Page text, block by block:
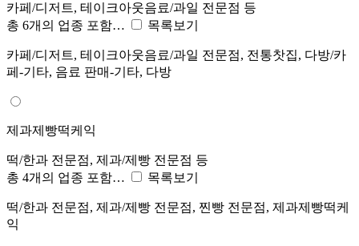
카페/디저트, 테이크아웃음료/과일 전문점 등
총 6개의 업종 포함…
목록보기
카페/디저트, 테이크아웃음료/과일 전문점, 전통찻집, 다방/카
페-기타, 음료 판매-기타, 다방
제과제빵떡케익
떡/한과 전문점, 제과/제빵 전문점 등
총 4개의 업종 포함…
목록보기
떡/한과 전문점, 제과/제빵 전문점, 찐빵 전문점, 제과제빵떡케
익